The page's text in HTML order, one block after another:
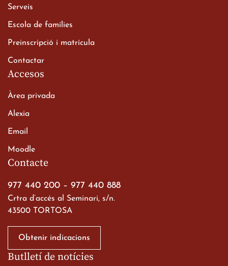
Batxillerat
a les ciutats imperials
Contacte
977 440 200 – 977 440 888
Crtra d’accés al Seminari, s/n.
43500 TORTOSA
Obtenir indicacions
Serveis
Escola de famílies
Preinscripció i matrícula
Contactar
Accesos
Àrea privada
Alexia
Email
Moodle
Butlletí de notícies